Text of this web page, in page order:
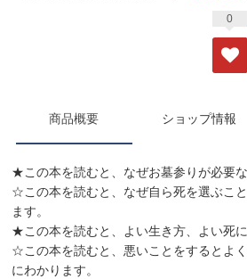
0
商品概要 ショップ情報
★この本を読むと、なぜお墓参りが必要な
☆この本を読むと、なぜ自ら死を選ぶこ
ます。
★この本を読むと、よい生き方、よい死に
☆この本を読むと、悪いことをするとよ
にわかります。